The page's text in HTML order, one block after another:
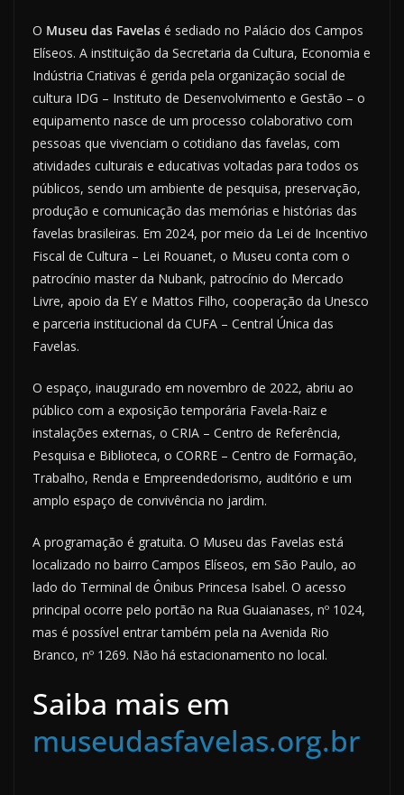
O Museu das Favelas é sediado no Palácio dos Campos
Elíseos. A instituição da Secretaria da Cultura, Economia e
Indústria Criativas é gerida pela organização social de
cultura IDG – Instituto de Desenvolvimento e Gestão – o
equipamento nasce de um processo colaborativo com
pessoas que vivenciam o cotidiano das favelas, com
atividades culturais e educativas voltadas para todos os
públicos, sendo um ambiente de pesquisa, preservação,
produção e comunicação das memórias e histórias das
favelas brasileiras. Em 2024, por meio da Lei de Incentivo
Fiscal de Cultura – Lei Rouanet, o Museu conta com o
patrocínio master da Nubank, patrocínio do Mercado
Livre, apoio da EY e Mattos Filho, cooperação da Unesco
e parceria institucional da CUFA – Central Única das
Favelas.
O espaço, inaugurado em novembro de 2022, abriu ao
público com a exposição temporária Favela-Raiz e
instalações externas, o CRIA – Centro de Referência,
Pesquisa e Biblioteca, o CORRE – Centro de Formação,
Trabalho, Renda e Empreendedorismo, auditório e um
amplo espaço de convivência no jardim.
A programação é gratuita. O Museu das Favelas está
localizado no bairro Campos Elíseos, em São Paulo, ao
lado do Terminal de Ônibus Princesa Isabel. O acesso
principal ocorre pelo portão na Rua Guaianases, nº 1024,
mas é possível entrar também pela na Avenida Rio
Branco, nº 1269. Não há estacionamento no local.
Saiba mais em
museudasfavelas.org.br